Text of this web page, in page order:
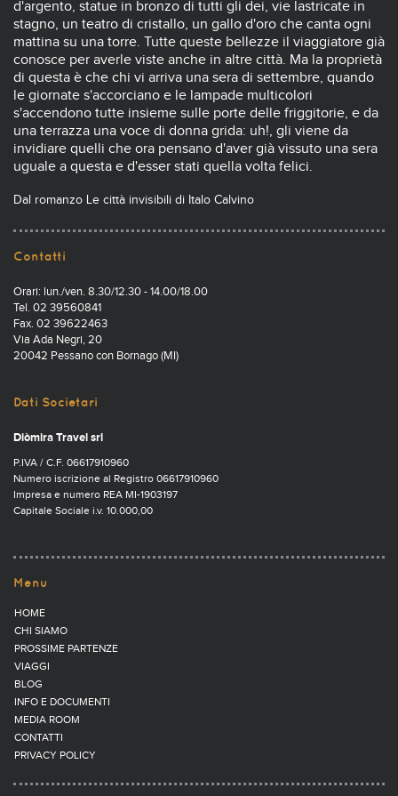
d'argento, statue in bronzo di tutti gli dei, vie lastricate in
stagno, un teatro di cristallo, un gallo d'oro che canta ogni
mattina su una torre. Tutte queste bellezze il viaggiatore già
conosce per averle viste anche in altre città. Ma la proprietà
di questa è che chi vi arriva una sera di settembre, quando
le giornate s'accorciano e le lampade multicolori
s'accendono tutte insieme sulle porte delle friggitorie, e da
una terrazza una voce di donna grida: uh!, gli viene da
invidiare quelli che ora pensano d'aver già vissuto una sera
uguale a questa e d'esser stati quella volta felici.
Dal romanzo Le città invisibili di Italo Calvino
Contatti
Orari: lun./ven. 8.30/12.30 - 14.00/18.00
Tel. 02 39560841
Fax. 02 39622463
Via Ada Negri, 20
20042 Pessano con Bornago (MI)
Dati Societari
Diòmira Travel srl
P.IVA / C.F. 06617910960
Numero iscrizione al Registro 06617910960
Impresa e numero REA MI-1903197
Capitale Sociale i.v. 10.000,00
Menu
HOME
CHI SIAMO
PROSSIME PARTENZE
VIAGGI
BLOG
INFO E DOCUMENTI
MEDIA ROOM
CONTATTI
PRIVACY POLICY